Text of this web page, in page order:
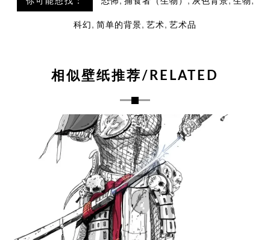
科幻 , 简单的背景, 艺术, 艺术品
相似壁纸推荐/RELATED